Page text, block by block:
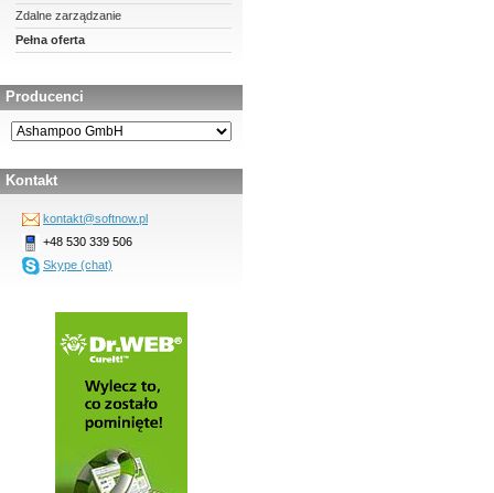
Zdalne zarządzanie
Pełna oferta
Producenci
Kontakt
kontakt@softnow.pl
+48 530 339 506
Skype (chat)